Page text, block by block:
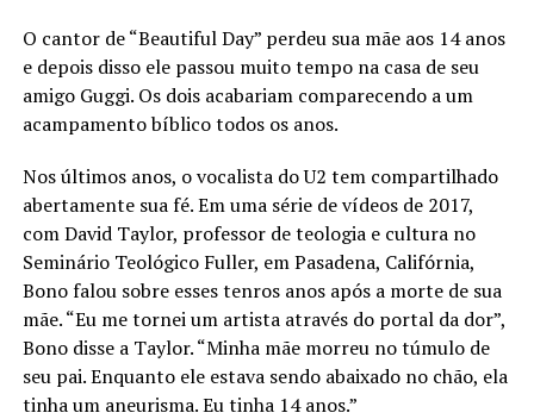
O cantor de “Beautiful Day” perdeu sua mãe aos 14 anos
e depois disso ele passou muito tempo na casa de seu
amigo Guggi. Os dois acabariam comparecendo a um
acampamento bíblico todos os anos.
Nos últimos anos, o vocalista do U2 tem compartilhado
abertamente sua fé. Em uma série de vídeos de 2017,
com David Taylor, professor de teologia e cultura no
Seminário Teológico Fuller, em Pasadena, Califórnia,
Bono falou sobre esses tenros anos após a morte de sua
mãe. “Eu me tornei um artista através do portal da dor”,
Bono disse a Taylor. “Minha mãe morreu no túmulo de
seu pai. Enquanto ele estava sendo abaixado no chão, ela
tinha um aneurisma. Eu tinha 14 anos.”